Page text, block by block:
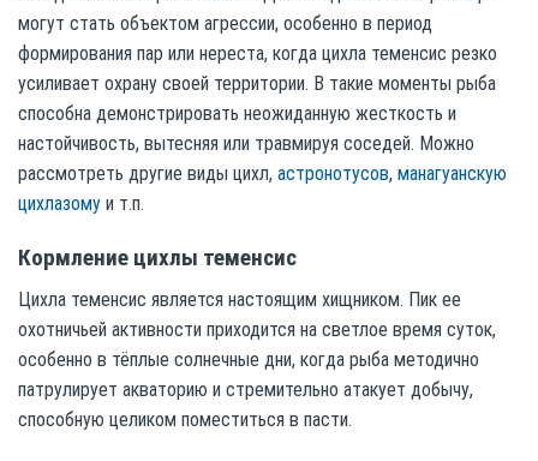
могут стать объектом агрессии, особенно в период
формирования пар или нереста, когда цихла теменсис резко
усиливает охрану своей территории. В такие моменты рыба
способна демонстрировать неожиданную жесткость и
настойчивость, вытесняя или травмируя соседей. Можно
рассмотреть другие виды цихл, астронотусов, манагуанскую
цихлазому и т.п.
Кормление цихлы теменсис
Цихла теменсис является настоящим хищником. Пик ее
охотничьей активности приходится на светлое время суток,
особенно в тёплые солнечные дни, когда рыба методично
патрулирует акваторию и стремительно атакует добычу,
способную целиком поместиться в пасти.